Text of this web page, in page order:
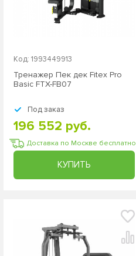
Код: 1993449913
Тренажер Пек дек Fitex Pro
Basic FTX-FB07
Под заказ
Доставка по Москве бесплатно
196 552 руб.
КУПИТЬ